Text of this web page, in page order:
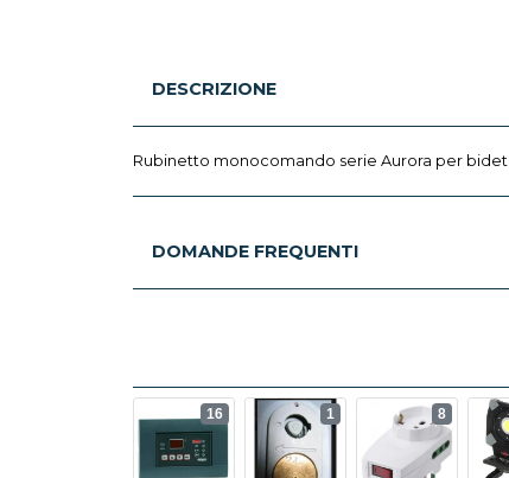
DESCRIZIONE
Rubinetto monocomando serie Aurora per bidet
DOMANDE FREQUENTI
16 1 8